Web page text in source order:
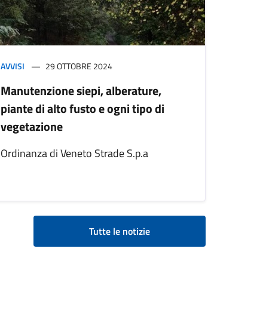
AVVISI 29 OTTOBRE 2024
Manutenzione siepi, alberature,
piante di alto fusto e ogni tipo di
vegetazione
Ordinanza di Veneto Strade S.p.a
Tutte le notizie